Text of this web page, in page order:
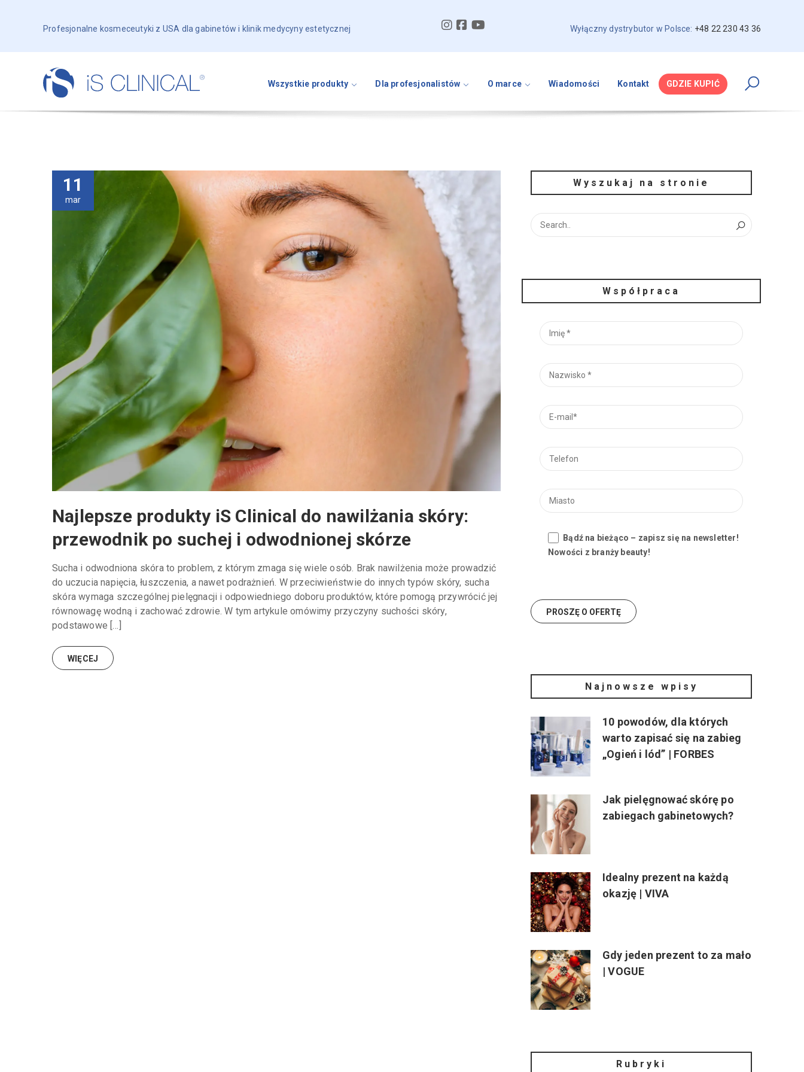
Profesjonalne kosmeceutyki z USA dla gabinetów i klinik medycyny estetycznej Wyłączny dystrybutor w Polsce: +48 22 230 43 36
Wszystkie produkty Dla profesjonalistów O marce Wiadomości Kontakt GDZIE KUPIĆ
11
mar
Najlepsze produkty iS Clinical do nawilżania skóry:
przewodnik po suchej i odwodnionej skórze
Sucha i odwodniona skóra to problem, z którym zmaga się wiele osób. Brak nawilżenia może prowadzić
do uczucia napięcia, łuszczenia, a nawet podrażnień. W przeciwieństwie do innych typów skóry, sucha
skóra wymaga szczególnej pielęgnacji i odpowiedniego doboru produktów, które pomogą przywrócić jej
równowagę wodną i zachować zdrowie. W tym artykule omówimy przyczyny suchości skóry,
podstawowe […]
WIĘCEJ
Wyszukaj na stronie
Współpraca
Bądź na bieżąco – zapisz się na newsletter!
Nowości z branży beauty!
Najnowsze wpisy
10 powodów, dla których
warto zapisać się na zabieg
„Ogień i lód” | FORBES
Jak pielęgnować skórę po
zabiegach gabinetowych?
Idealny prezent na każdą
okazję | VIVA
Gdy jeden prezent to za mało
| VOGUE
Rubryki